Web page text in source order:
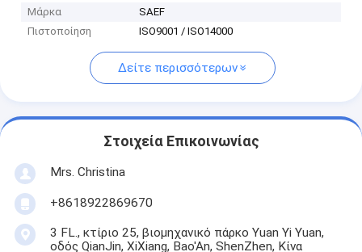
Μάρκα
SAEF
Πιστοποίηση
ISO9001 / ISO14000
Δείτε περισσότερων
Στοιχεία Επικοινωνίας
Mrs. Christina
+8618922869670
3 FL., κτίριο 25, βιομηχανικό πάρκο Yuan Yi Yuan,
οδός QianJin, XiXiang, Bao'An, ShenZhen, Κίνα